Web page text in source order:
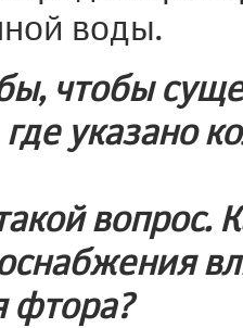
воды.
чтобы
указано
вопрос.
фтора?